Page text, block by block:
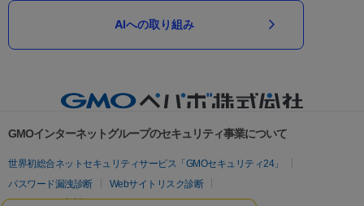
AIへの取り組み
GMOインターネットグループのセキュリティ事業について
世界初総合ネットセキュリティサービス「GMOセキュリティ24」
パスワード漏洩診断
Webサイトリスク診断
セキュリティ相談AIチャットボット